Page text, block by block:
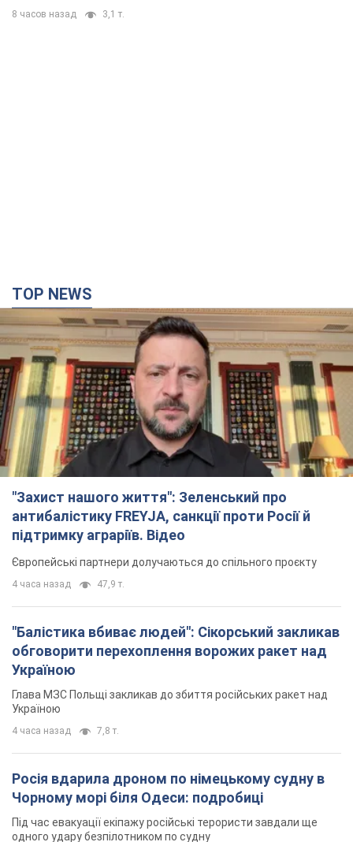
8 часов назад 3,1 т.
TOP NEWS
"Захист нашого життя": Зеленський про
антибалістику FREYJA, санкції проти Росії й
підтримку аграріїв. Відео
Європейські партнери долучаються до спільного проєкту
4 часа назад 47,9 т.
"Балістика вбиває людей": Сікорський закликав
обговорити перехоплення ворожих ракет над
Україною
Глава МЗС Польщі закликав до збиття російських ракет над
Україною
4 часа назад 7,8 т.
Росія вдарила дроном по німецькому судну в
Чорному морі біля Одеси: подробиці
Під час евакуації екіпажу російські терористи завдали ще
одного удару безпілотником по судну